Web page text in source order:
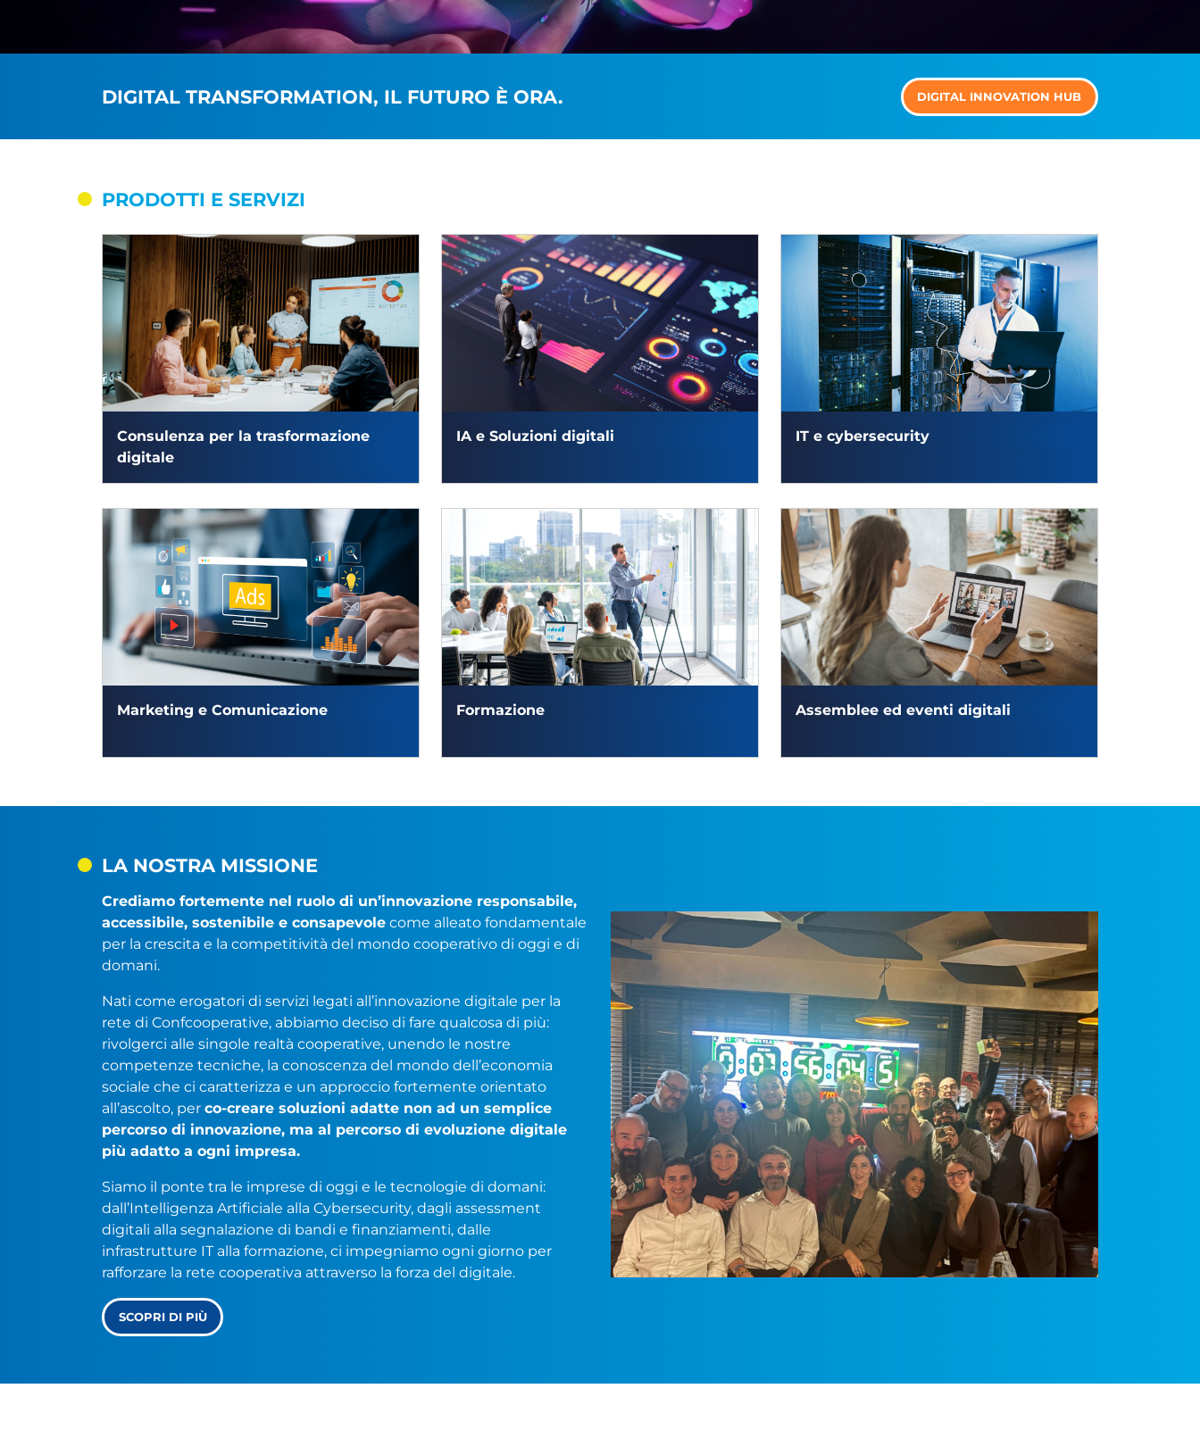
DIGITAL TRANSFORMATION, IL FUTURO È ORA. DIGITAL INNOVATION HUB
PRODOTTI E SERVIZI
Consulenza per la trasformazione
digitale
IA e Soluzioni digitali IT e cybersecurity
Marketing e Comunicazione Formazione Assemblee ed eventi digitali
LA NOSTRA MISSIONE
Crediamo fortemente nel ruolo di un’innovazione responsabile,
accessibile, sostenibile e consapevole come alleato fondamentale
per la crescita e la competitività del mondo cooperativo di oggi e di
domani.
Nati come erogatori di servizi legati all’innovazione digitale per la
rete di Confcooperative, abbiamo deciso di fare qualcosa di più:
rivolgerci alle singole realtà cooperative, unendo le nostre
competenze tecniche, la conoscenza del mondo dell’economia
sociale che ci caratterizza e un approccio fortemente orientato
all’ascolto, per co-creare soluzioni adatte non ad un semplice
percorso di innovazione, ma al percorso di evoluzione digitale
più adatto a ogni impresa.
Siamo il ponte tra le imprese di oggi e le tecnologie di domani:
dall’Intelligenza Artificiale alla Cybersecurity, dagli assessment
digitali alla segnalazione di bandi e finanziamenti, dalle
infrastrutture IT alla formazione, ci impegniamo ogni giorno per
rafforzare la rete cooperativa attraverso la forza del digitale.
SCOPRI DI PIÙ